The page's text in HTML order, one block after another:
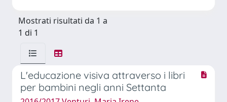
Mostrati risultati da 1 a
1 di 1
L'educazione visiva attraverso i libri
per bambini negli anni Settanta